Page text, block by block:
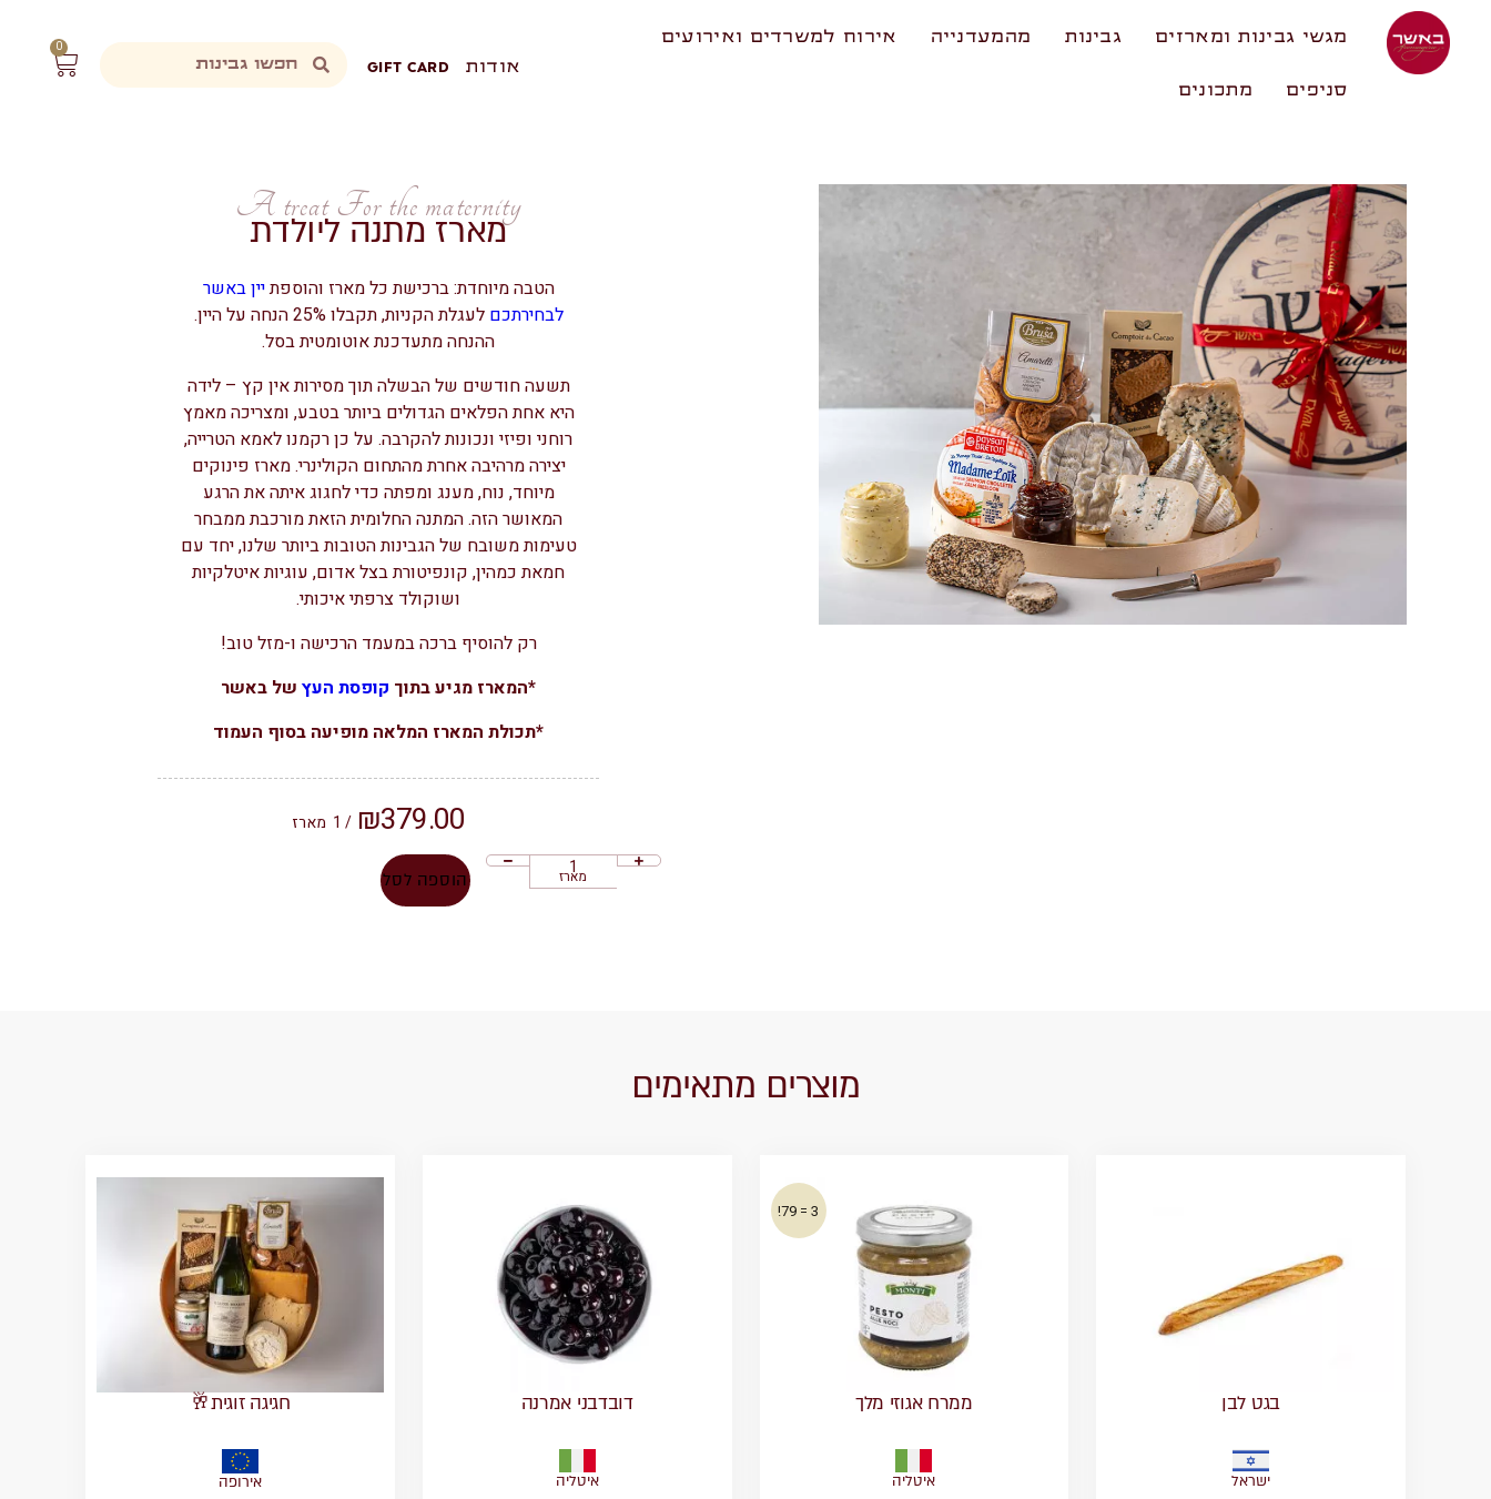
מגשי גבינות ומארזים גבינות מהמעדנייה אירוח למשרדים ואירועים
סניפים מתכונים
אודות GIFT CARD
0
A treat For the maternity
מארז מתנה ליולדת
הטבה מיוחדת: ברכישת כל מארז והוספתיין באשר
לבחירתכם
לעגלת הקניות, תקבלו 25% הנחה על היין.
ההנחה מתעדכנת אוטומטית בסל.
תשעה חודשים של הבשלה תוך מסירות אין קץ – לידה
היא אחת הפלאים הגדולים ביותר בטבע, ומצריכה מאמץ
רוחני ופיזי ונכונות להקרבה. על כן רקמנו לאמא הטרייה,
יצירה מרהיבה אחרת מהתחום הקולינרי. מארז פינוקים
מיוחד, נוח, מענג ומפתה כדי לחגוג איתה את הרגע
המאושר הזה. המתנה החלומית הזאת מורכבת ממבחר
טעימות משובח של הגבינות הטובות ביותר שלנו, יחד עם
חמאת כמהין, קונפיטורת בצל אדום, עוגיות איטלקיות
ושוקולד צרפתי איכותי.
רק להוסיף ברכה במעמד הרכישה ו-מזל טוב!
*המארז מגיע בתוך קופסת העץ של באשר
*תכולת המארז המלאה מופיעה בסוף העמוד
₪379.00
/ 1 מארז
מארז הוספה לסל
מוצרים מתאימים
בגט לבן
ישראל
3 = 79!
ממרח אגוזי מלך
איטליה
דובדבני אמרנה
איטליה
חגיגה זוגית🥂
אירופה